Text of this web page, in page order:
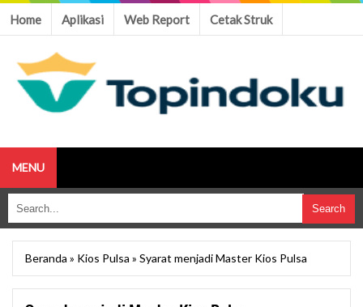
Home Aplikasi Web Report Cetak Struk
MENU
Beranda » Kios Pulsa » Syarat menjadi Master Kios Pulsa